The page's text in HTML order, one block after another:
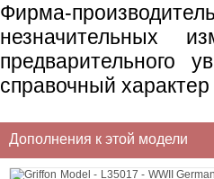
Фирма-
незначительных
предварительного
справочный
Дополнения к этой модели